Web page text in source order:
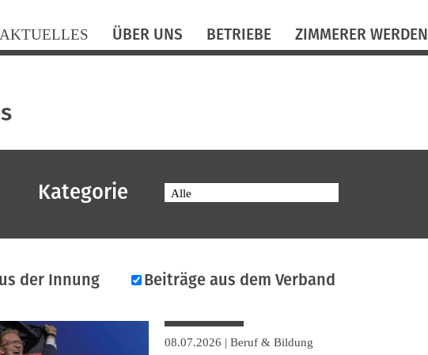
AKTUELLES ÜBER UNS BETRIEBE ZIMMERER WERDEN
Kategorie Alle
der Innung Beiträge aus dem Verband
08.07.2026 | Beruf & Bildung